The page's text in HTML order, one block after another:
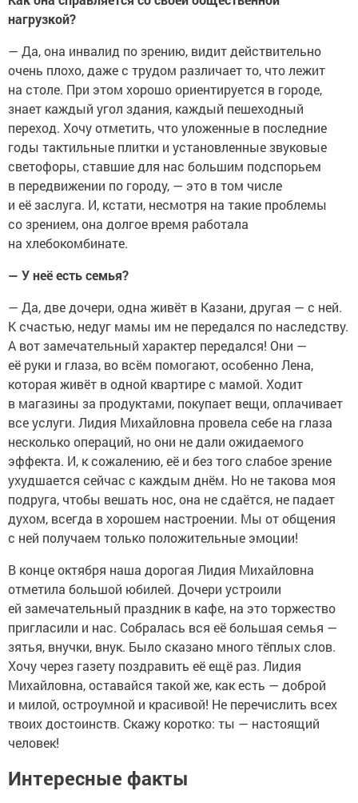
нагрузкой?
— Да, она инвалид по зрению, видит действительно
очень плохо, даже с трудом различает то, что лежит
на столе. При этом хорошо ориентируется в городе,
знает каждый угол здания, каждый пешеходный
переход. Хочу отметить, что уложенные в последние
годы тактильные плитки и установленные звуковые
светофоры, ставшие для нас большим подспорьем
в передвижении по городу, — это в том числе
и её заслуга. И, кстати, несмотря на такие проблемы
со зрением, она долгое время работала
на хлебокомбинате.
— У неё есть семья?
— Да, две дочери, одна живёт в Казани, другая — с ней.
К счастью, недуг мамы им не передался по наследству.
А вот замечательный характер передался! Они —
её руки и глаза, во всём помогают, особенно Лена,
которая живёт в одной квартире с мамой. Ходит
в магазины за продуктами, покупает вещи, оплачивает
все услуги. Лидия Михайловна провела себе на глаза
несколько операций, но они не дали ожидаемого
эффекта. И, к сожалению, её и без того слабое зрение
ухудшается сейчас с каждым днём. Но не такова моя
подруга, чтобы вешать нос, она не сдаётся, не падает
духом, всегда в хорошем настроении. Мы от общения
с ней получаем только положительные эмоции!
В конце октября наша дорогая Лидия Михайловна
отметила большой юбилей. Дочери устроили
ей замечательный праздник в кафе, на это торжество
пригласили и нас. Собралась вся её большая семья —
зятья, внучки, внук. Было сказано много тёплых слов.
Хочу через газету поздравить её ещё раз. Лидия
Михайловна, оставайся такой же, как есть — доброй
и милой, остроумной и красивой! Не перечислить всех
твоих достоинств. Скажу коротко: ты — настоящий
человек!
Интересные факты